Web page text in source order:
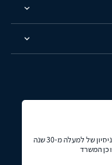
עוסק בתחום הנדל"ן, קניית והשכרת דירות ועסקים. בעל ניסיון של למעלה מ-30 שנה
כן המשרד